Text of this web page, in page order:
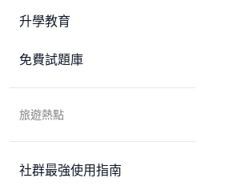
升學教育
免費試題庫
旅遊熱點
社群最強使用指南